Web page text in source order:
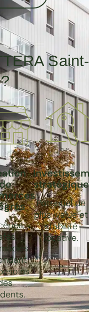
Saint-
stratégique
Potentiel de
plus-value et
stabilité
locative.